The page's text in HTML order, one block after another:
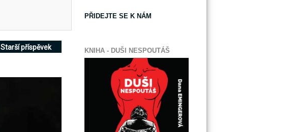
Starší příspěvek
PŘIDEJTE SE K NÁM
KNIHA - DUŠI NESPOUTÁŠ